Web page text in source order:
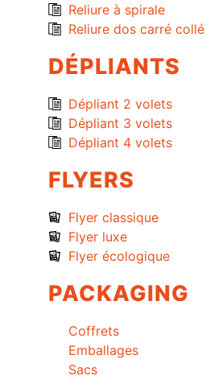
Reliure à spirale
Reliure dos carré collé
DÉPLIANTS
Dépliant 2 volets
Dépliant 3 volets
Dépliant 4 volets
FLYERS
Flyer classique
Flyer luxe
Flyer écologique
PACKAGING
Coffrets
Emballages
Sacs